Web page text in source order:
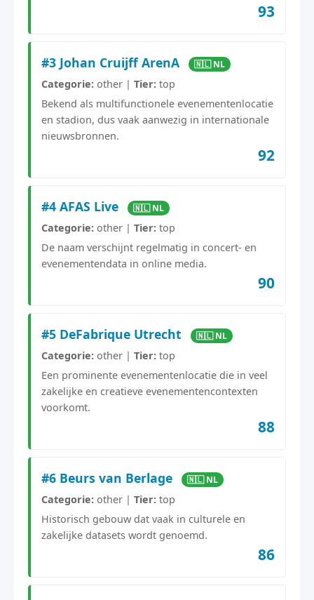
93
#3 Johan Cruijff ArenA 🇳🇱 NL
Categorie: other | Tier: top
Bekend als multifunctionele evenementenlocatie
en stadion, dus vaak aanwezig in internationale
nieuwsbronnen.
92
#4 AFAS Live 🇳🇱 NL
Categorie: other | Tier: top
De naam verschijnt regelmatig in concert- en
evenementendata in online media.
90
#5 DeFabrique Utrecht 🇳🇱 NL
Categorie: other | Tier: top
Een prominente evenementenlocatie die in veel
zakelijke en creatieve evenementencontexten
voorkomt.
88
#6 Beurs van Berlage 🇳🇱 NL
Categorie: other | Tier: top
Historisch gebouw dat vaak in culturele en
zakelijke datasets wordt genoemd.
86